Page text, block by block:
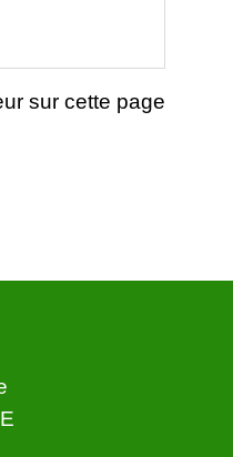
sur cette page